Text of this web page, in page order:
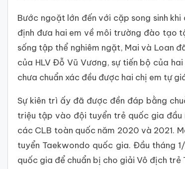
Bước ngoặt lớn đến với cặp song sinh
định đưa hai em về môi trường đào tạo
sống tập thể nghiêm ngặt, Mai và Loan
của HLV Đỗ Vũ Vương, sự tiến bộ của
chưa chuẩn xác đều được hai chị em tự
Sự kiên trì ấy đã được đền đáp bằng
triệu tập vào đội tuyển trẻ quốc gia đầu
các CLB toàn quốc năm 2020 và 2021.
tuyển Taekwondo quốc gia. Đầu tháng
quốc gia để chuẩn bị cho giải Vô địch